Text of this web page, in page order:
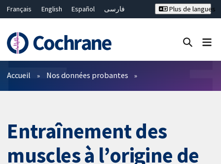
Français English Español
فارسی
Bahasa Malaysia
ไทย
繁體中文
简体中文
Plus de langues
Filtres
Accueil Nos données probantes
Entraînement des
muscles à l’origine de